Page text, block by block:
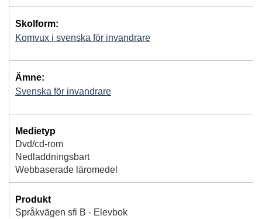
Skolform:
Komvux i svenska för invandrare
Ämne:
Svenska för invandrare
Medietyp
Dvd/cd-rom
Nedladdningsbart
Webbaserade läromedel
Produkt
Språkvägen sfi B - Elevbok